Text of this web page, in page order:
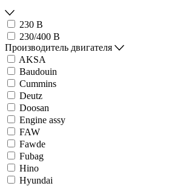
230 В
230/400 В
Производитель двигателя
AKSA
Baudouin
Cummins
Deutz
Doosan
Engine assy
FAW
Fawde
Fubag
Hino
Hyundai